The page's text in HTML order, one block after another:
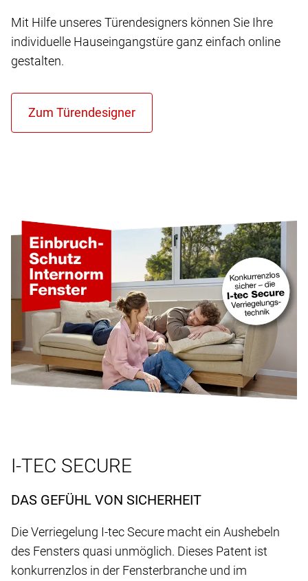
Mit Hilfe unseres Türendesigners können Sie Ihre
individuelle Hauseingangstüre ganz einfach online
gestalten.
I-TEC SECURE
DAS GEFÜHL VON SICHERHEIT
Die Verriegelung I-tec Secure macht ein Aushebeln
des Fensters quasi unmöglich. Dieses Patent ist
konkurrenzlos in der Fensterbranche und im